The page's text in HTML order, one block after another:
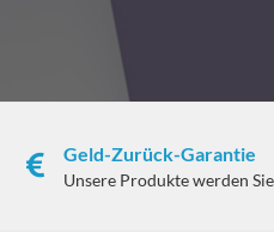
Geld-Zurück-Garantie
Unsere Produkte werden